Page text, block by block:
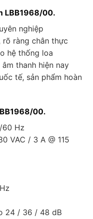
LBB1968/00.
nghiệp
ràng chân thực
hệ thống loa
thanh hiện nay
tế, sản phẩm hoàn
00.
60 Hz
VAC / 3 A @ 115
24 / 36 / 48 dB